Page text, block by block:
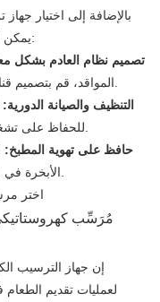
بالإضافة إلى اختيار
يمكن أن تساعدك أيضًا في إنشاء بيئة مطبخ منعشة:
تصميم نظام العادم بشكل
المواقد، قم بتصميم قناة عادم معقولة لضمان خروج الدخان بسلاسة.
التنظيف والصيانة الدورية:
للحفاظ على تشغيل المعدات بكفاءة وإطالة عمرها الافتراضي.
حافظ على تهوية المطبخ:
الأبخرة في الوقت المناسب، وتقليل تلوث الهواء الداخلي.
اختر
إن جهاز الترسيب
لعمليات تقديم